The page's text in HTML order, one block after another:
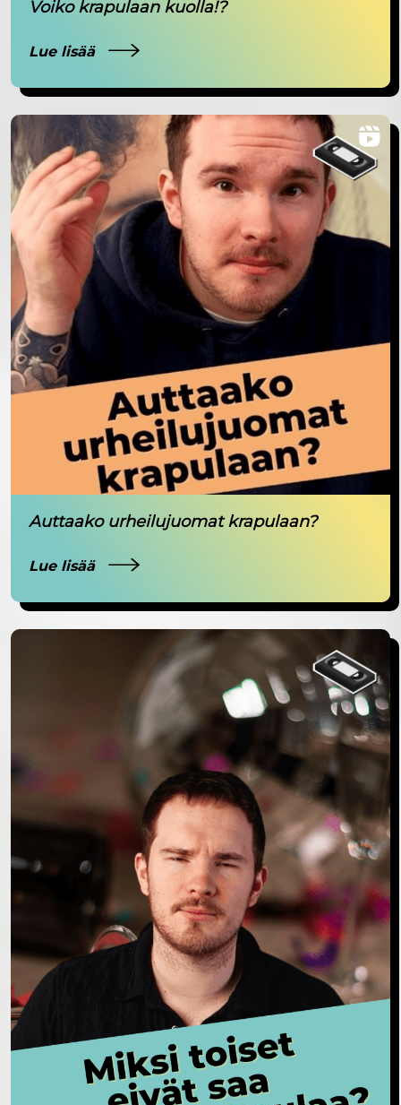
Voiko krapulaan kuolla!?
Lue lisää
Auttaako urheilujuomat krapulaan?
Lue lisää